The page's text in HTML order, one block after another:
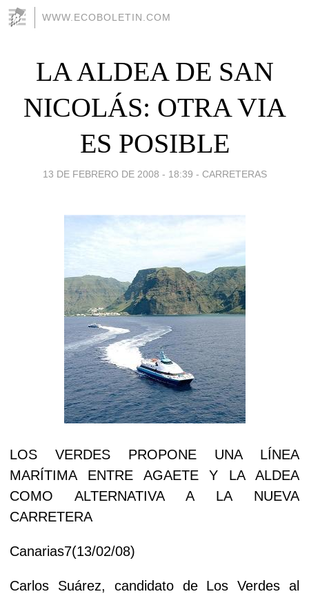
WWW.ECOBOLETIN.COM
LA ALDEA DE SAN
NICOLÁS: OTRA VIA
ES POSIBLE
13 DE FEBRERO DE 2008 - 18:39 - CARRETERAS
LOS VERDES PROPONE UNA LÍNEA
MARÍTIMA ENTRE AGAETE Y LA ALDEA
COMO ALTERNATIVA A LA NUEVA
CARRETERA
Canarias7(13/02/08)
Carlos Suárez, candidato de Los Verdes al